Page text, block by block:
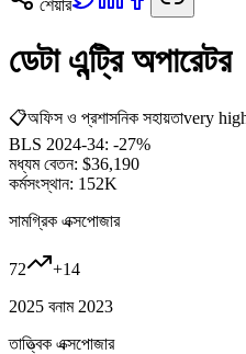
শেয়ার
ডেটা এন্ট্রি অপারেটর
📋অফিস ও প্রশাসনিক সহায়তাvery
BLS 2024-34: -27%
মধ্যম বেতন: $36,190
কর্মসংস্থান: 152K
সামগ্রিক এক্সপোজার
72 +14
2025 বনাম 2023
তাত্ত্বিক এক্সপোজার